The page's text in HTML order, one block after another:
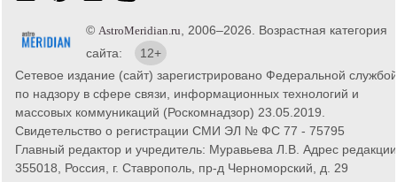
© AstroMeridian.ru , 2006–2026. Возрастная категория
сайта:
12+
Сетевое издание (сайт) зарегистрировано Федеральной службой
по надзору в сфере связи, информационных технологий и
массовых коммуникаций (Роскомнадзор) 23.05.2019.
Свидетельство о регистрации СМИ ЭЛ № ФС 77 - 75795
Главный редактор и учредитель: Муравьева Л.В. Адрес
355018, Россия, г. Ставрополь, пр-д Черноморский, д. 29